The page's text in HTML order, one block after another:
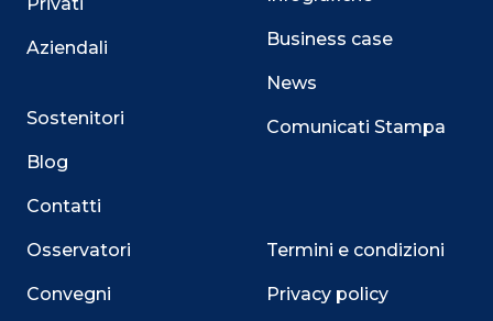
Aziendali
Sostenitori
Blog
Contatti
Osservatori
Convegni
Business case
News
Comunicati Stampa
Termini e condizioni
Privacy policy